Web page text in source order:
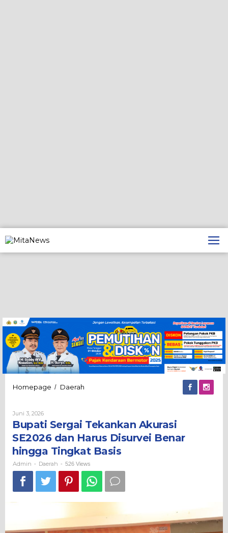
ke
konten
Homepage / Daerah
SE2026
Harus
Disurvei
hingga
Tingkat
Basis
Juni 3, 2026Oleh
Admin
Bupati Sergai Tekankan Akurasi
SE2026 dan Harus Disurvei Benar
hingga Tingkat Basis
Admin - Daerah - 526 Views